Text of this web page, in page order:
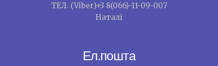
ТЕЛ. (Viber)+3 8(066)-11-09-007
Наталі
Ел.пошта